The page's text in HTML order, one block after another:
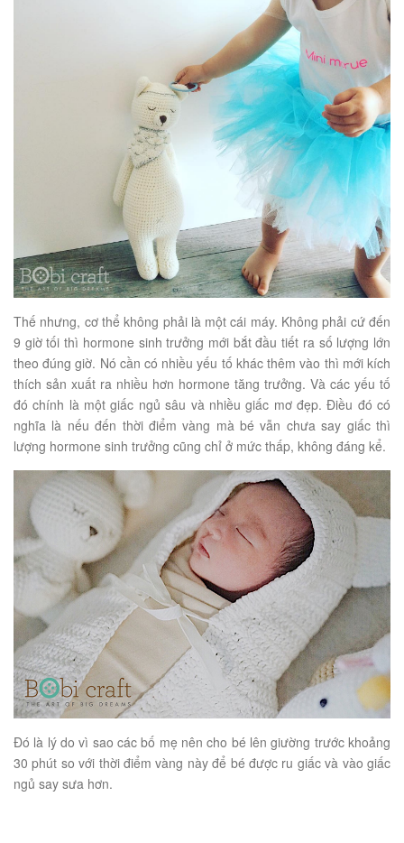
Thế nhưng, cơ thể không phải là một cái máy. Không phải cứ đến
9 giờ tối thì hormone sinh trưởng mới bắt đầu tiết ra số lượng lớn
theo đúng giờ. Nó cần có nhiều yếu tố khác thêm vào thì mới kích
thích sản xuất ra nhiều hơn hormone tăng trưởng. Và các yếu tố
đó chính là một giấc ngủ sâu và nhiều giấc mơ đẹp. Điều đó có
nghĩa là nếu đến thời điểm vàng mà bé vẫn chưa say giấc thì
lượng hormone sinh trưởng cũng chỉ ở mức thấp, không đáng kể.
Đó là lý do vì sao các bố mẹ nên cho bé lên giường trước khoảng
30 phút so với thời điểm vàng này để bé được ru giấc và vào giấc
ngủ say sưa hơn.